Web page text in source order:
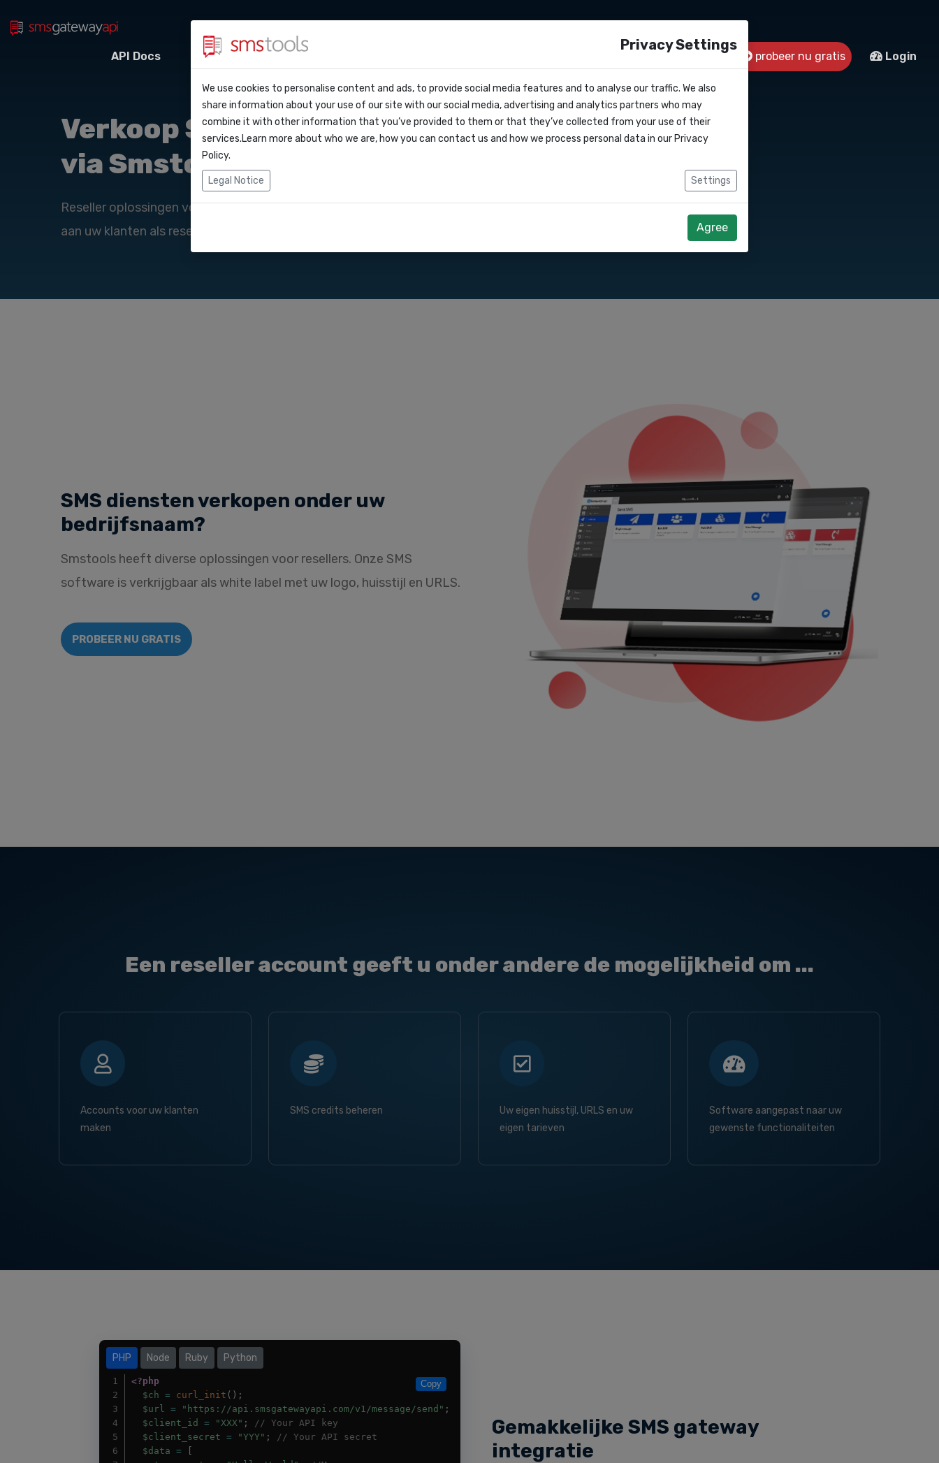
API Docs Webhooks Integraties Contact probeer nu gratis Login
API Docs
Zapier
Blog
Service level agreement
(sla)
Een offerte aanvragen
Verkoop SMS diensten aan uw eigen tarieven
via Smstools
Reseller oplossingen voor software bouwers en marketingbureaus: onze SMS software of API white label aanbieden
aan uw klanten als reseller of affiliate.Enkel beschikbaar voor bedrijven uit België met geldig BTW-nummer.
SMS diensten verkopen onder uw
bedrijfsnaam?
Smstools heeft diverse oplossingen voor resellers. Onze SMS
software is verkrijgbaar als white label met uw logo, huisstijl en URLS.
PROBEER NU GRATIS
Een reseller account geeft u onder andere de mogelijkheid om ...
Accounts voor uw klanten
maken
SMS credits beheren
Uw eigen huisstijl, URLS en uw
eigen tarieven
Software aangepast naar uw
gewenste functionaliteiten
PHP Node Ruby Python
Gemakkelijke SMS gateway
integratie
Privacy Settings
We use cookies to personalise content and ads, to provide social media features and to analyse our traffic. We also
share information about your use of our site with our social media, advertising and analytics partners who may
combine it with other information that you’ve provided to them or that they’ve collected from your use of their
services.Learn more about who we are, how you can contact us and how we process personal data in our Privacy
Policy.
Legal Notice Settings
Agree